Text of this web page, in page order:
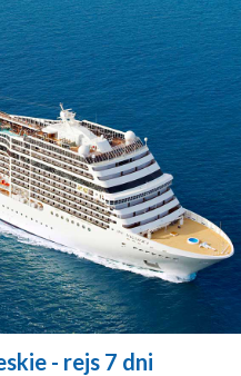
- rejs 7 dni